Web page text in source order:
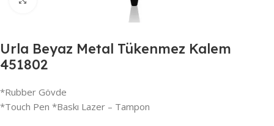
Urla Beyaz Metal Tükenmez Kalem
451802
*Rubber Gövde
*Touch Pen *Baskı Lazer – Tampon